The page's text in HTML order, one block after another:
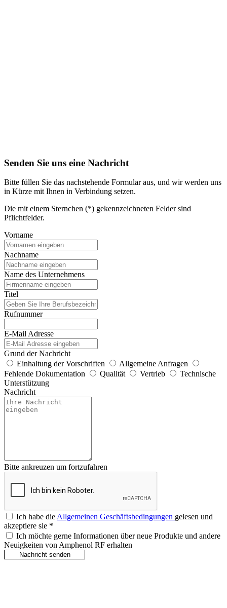
Senden Sie uns eine Nachricht
Bitte füllen Sie das nachstehende Formular aus, und wir werden uns
in Kürze mit Ihnen in Verbindung setzen.
Die mit einem Sternchen (*) gekennzeichneten Felder sind
Pflichtfelder.
Vorname
Nachname
Name des Unternehmens
Titel
Rufnummer
E-Mail Adresse
Grund der Nachricht
Einhaltung der Vorschriften
Allgemeine Anfragen
Fehlende Dokumentation
Qualität Vertrieb
Technische
Unterstützung
Nachricht
Bitte ankreuzen um fortzufahren
Ich habe dieAllgemeinen Geschäftsbedingungen gelesen und
akzeptiere sie *
Ich möchte gerne Informationen über neue Produkte und andere
Neuigkeiten von Amphenol RF erhalten